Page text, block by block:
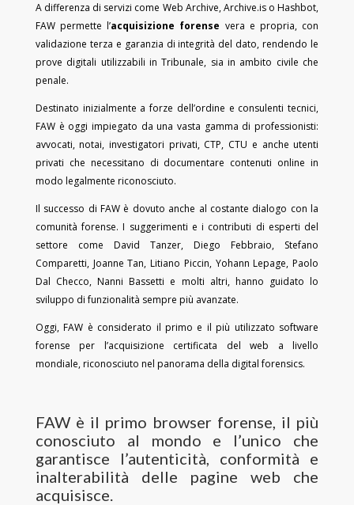
A differenza di servizi come Web Archive, Archive.is o Hashbot,
FAW permette l’acquisizione forense vera e propria, con
validazione terza e garanzia di integrità del dato, rendendo le
prove digitali utilizzabili in Tribunale, sia in ambito civile che
penale.
Destinato inizialmente a forze dell’ordine e consulenti tecnici,
FAW è oggi impiegato da una vasta gamma di professionisti:
avvocati, notai, investigatori privati, CTP, CTU e anche utenti
privati che necessitano di documentare contenuti online in
modo legalmente riconosciuto.
Il successo di FAW è dovuto anche al costante dialogo con la
comunità forense. I suggerimenti e i contributi di esperti del
settore come David Tanzer, Diego Febbraio, Stefano
Comparetti, Joanne Tan, Litiano Piccin, Yohann Lepage, Paolo
Dal Checco, Nanni Bassetti e molti altri, hanno guidato lo
sviluppo di funzionalità sempre più avanzate.
Oggi, FAW è considerato il primo e il più utilizzato software
forense per l’acquisizione certificata del web a livello
mondiale, riconosciuto nel panorama della digital forensics.
FAW è il primo browser forense, il più
conosciuto al mondo e l’unico che
garantisce l’autenticità, conformità e
inalterabilità delle pagine web che
acquisisce.